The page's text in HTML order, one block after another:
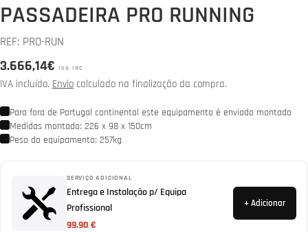
PASSADEIRA PRO RUNNING
REF: PRO-RUN
Preço
normal
3.666,14€ IVA INC.
IVA incluído. Envio calculado na finalização da compra.
Para fora de Portugal continental este equipamento é enviado montado
Medidas montado: 226 x 98 x 150cm
Peso do equipamento: 257kg
SERVIÇO ADICIONAL
Entrega e Instalação p/ Equipa
Profissional
99.90 €
+ Adicionar